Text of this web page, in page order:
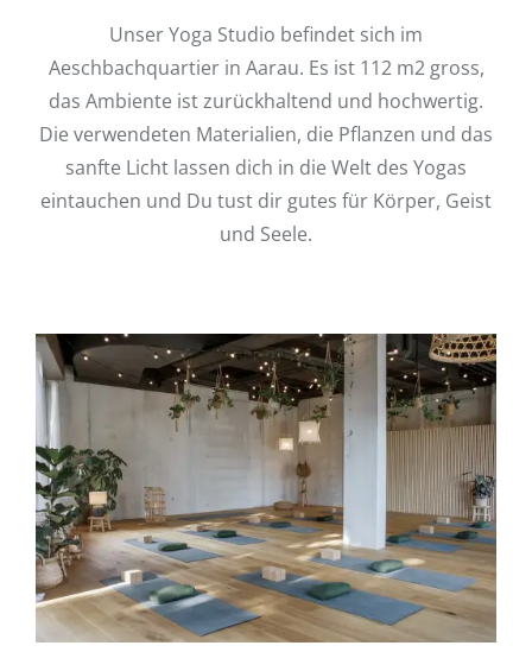
Unser Yoga Studio befindet sich im
Aeschbachquartier in Aarau. Es ist 112 m2 gross,
das Ambiente ist zurückhaltend und hochwertig.
Die verwendeten Materialien, die Pflanzen und das
sanfte Licht lassen dich in die Welt des Yogas
eintauchen und Du tust dir gutes für Körper, Geist
und Seele.